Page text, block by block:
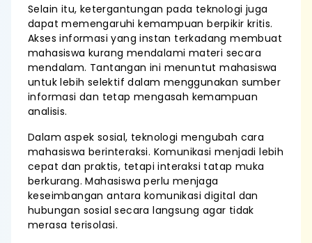
Selain itu, ketergantungan pada teknologi juga
dapat memengaruhi kemampuan berpikir kritis.
Akses informasi yang instan terkadang membuat
mahasiswa kurang mendalami materi secara
mendalam. Tantangan ini menuntut mahasiswa
untuk lebih selektif dalam menggunakan sumber
informasi dan tetap mengasah kemampuan
analisis.
Dalam aspek sosial, teknologi mengubah cara
mahasiswa berinteraksi. Komunikasi menjadi lebih
cepat dan praktis, tetapi interaksi tatap muka
berkurang. Mahasiswa perlu menjaga
keseimbangan antara komunikasi digital dan
hubungan sosial secara langsung agar tidak
merasa terisolasi.